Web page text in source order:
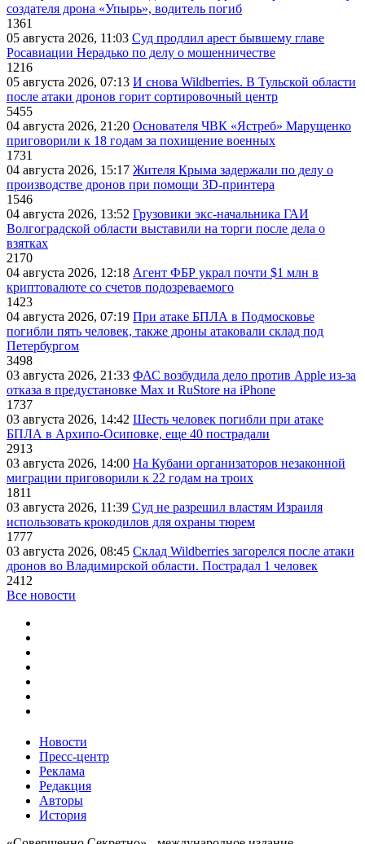
создателя дрона «Упырь», водитель погиб
1361
05 августа 2026, 11:03 Суд продлил арест бывшему главе
Росавиации Нерадько по делу о мошенничестве
1216
05 августа 2026, 07:13 И снова Wildberries. В Тульской области
после атаки дронов горит сортировочный центр
5455
04 августа 2026, 21:20 Основателя ЧВК «Ястреб» Марущенко
приговорили к 18 годам за похищение военных
1731
04 августа 2026, 15:17 Жителя Крыма задержали по делу о
производстве дронов при помощи 3D‑принтера
1546
04 августа 2026, 13:52 Грузовики экс-начальника ГАИ
Волгоградской области выставили на торги после дела о
взятках
2170
04 августа 2026, 12:18 Агент ФБР украл почти $1 млн в
криптовалюте со счетов подозреваемого
1423
04 августа 2026, 07:19 При атаке БПЛА в Подмосковье
погибли пять человек, также дроны атаковали склад под
Петербургом
3498
03 августа 2026, 21:33 ФАС возбудила дело против Apple из-за
отказа в предустановке Max и RuStore на iPhone
1737
03 августа 2026, 14:42 Шесть человек погибли при атаке
БПЛА в Архипо-Осиповке, еще 40 пострадали
2913
03 августа 2026, 14:00 На Кубани организаторов незаконной
миграции приговорили к 22 годам на троих
1811
03 августа 2026, 11:39 Суд не разрешил властям Израиля
использовать крокодилов для охраны тюрем
1777
03 августа 2026, 08:45 Склад Wildberries загорелся после атаки
дронов во Владимирской области. Пострадал 1 человек
2412
Все новости
Новости
Пресс-центр
Реклама
Редакция
Авторы
История